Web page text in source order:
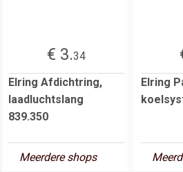
€ 3.34
Elring Afdichtring,
laadluchtslang
839.350
Meerdere shops
Elring